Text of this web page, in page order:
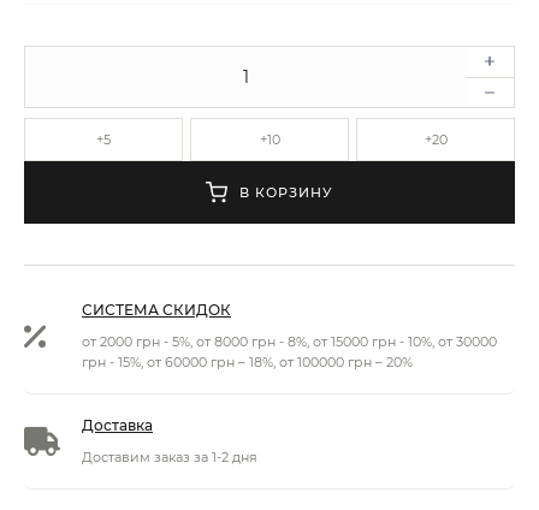
+5 +10 +20
В КОРЗИНУ
СИСТЕМА СКИДОК
от 2000 грн - 5%, от 8000 грн - 8%, от 15000 грн - 10%, от 30000
грн - 15%, от 60000 грн – 18%, от 100000 грн – 20%
Доставка
Доставим заказ за 1-2 дня